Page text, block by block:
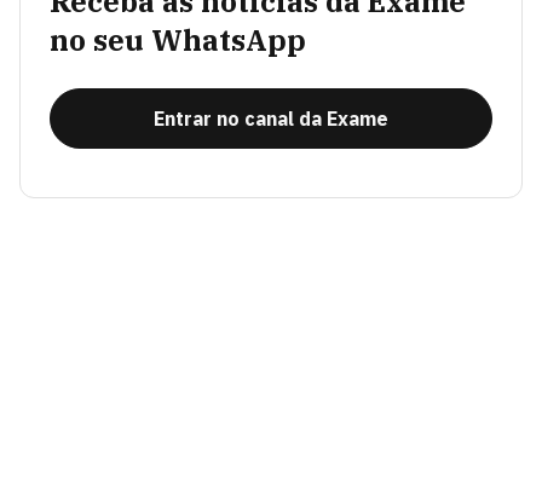
no seu WhatsApp
Entrar no canal da Exame